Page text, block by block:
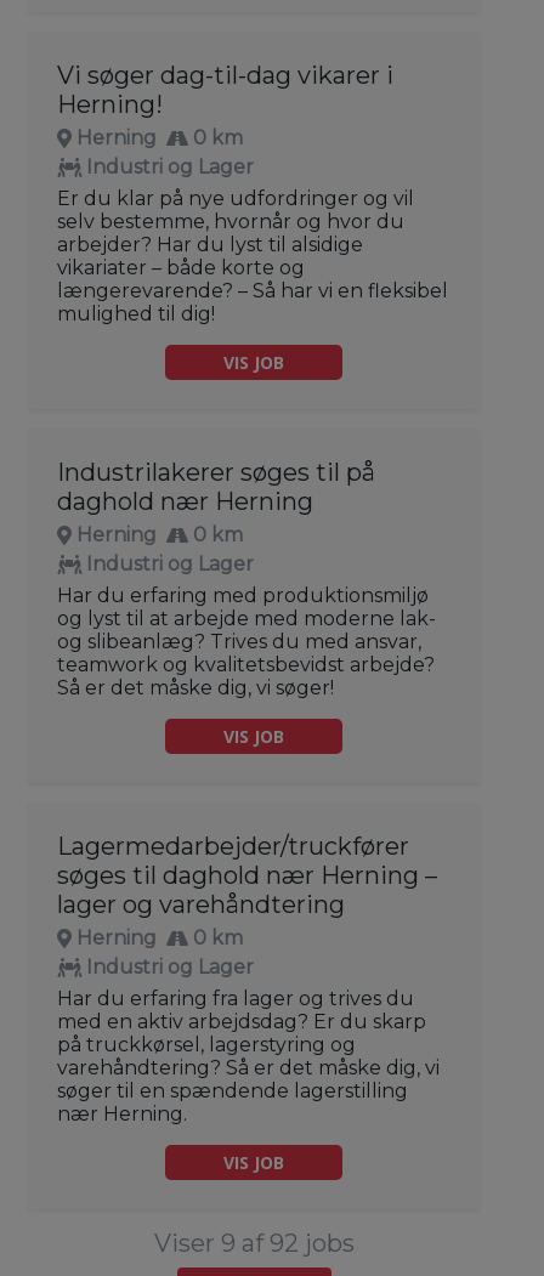
Vi søger dag-til-dag vikarer i
Herning!
Herning
0 km
Industri og Lager
Er du klar på nye udfordringer og vil
selv bestemme, hvornår og hvor du
arbejder? Har du lyst til alsidige
vikariater – både korte og
længerevarende? – Så har vi en fleksibel
mulighed til dig!
VIS JOB
Industrilakerer søges til på
daghold nær Herning
Herning
0 km
Industri og Lager
Har du erfaring med produktionsmiljø
og lyst til at arbejde med moderne lak-
og slibeanlæg? Trives du med ansvar,
teamwork og kvalitetsbevidst arbejde?
Så er det måske dig, vi søger!
VIS JOB
Lagermedarbejder/truckfører
søges til daghold nær Herning –
lager og varehåndtering
Herning
0 km
Industri og Lager
Har du erfaring fra lager og trives du
med en aktiv arbejdsdag? Er du skarp
på truckkørsel, lagerstyring og
varehåndtering? Så er det måske dig, vi
søger til en spændende lagerstilling
nær Herning.
VIS JOB
Viser 9 af 92 jobs